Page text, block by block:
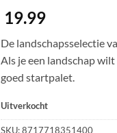
19.99
De landschapsselectie
Als je een landschap
goed startpalet.
Uitverkocht
SKU:8717718351400